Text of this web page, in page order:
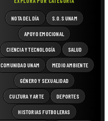
NOTA DEL DÍA S.O.S UNAM
APOYO EMOCIONAL
CIENCIA Y TECNOLOGÍA SALUD
COMUNIDAD UNAM MEDIO AMBIENTE
GÉNERO Y SEXUALIDAD
CULTURA Y ARTE DEPORTES
HISTORIAS FUTBOLERAS